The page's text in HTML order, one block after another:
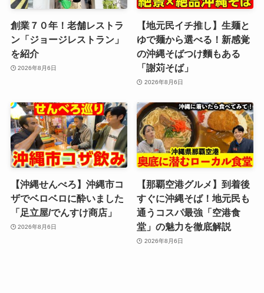
創業７０年！老舗レストラ
ン「ジョージレストラン」
を紹介
2026年8月6日
【地元民イチ推し】生麺と
ゆで麺から選べる！新感覚
の沖縄そばつけ麵もある
「謝苅そば」
2026年8月6日
【沖縄せんべろ】沖縄市コ
ザでベロベロに酔いました
「足立屋/でんすけ商店」
2026年8月6日
【那覇空港グルメ】到着後
すぐに沖縄そば！地元民も
通うコスパ最強「空港食
堂」の魅力を徹底解説
2026年8月6日